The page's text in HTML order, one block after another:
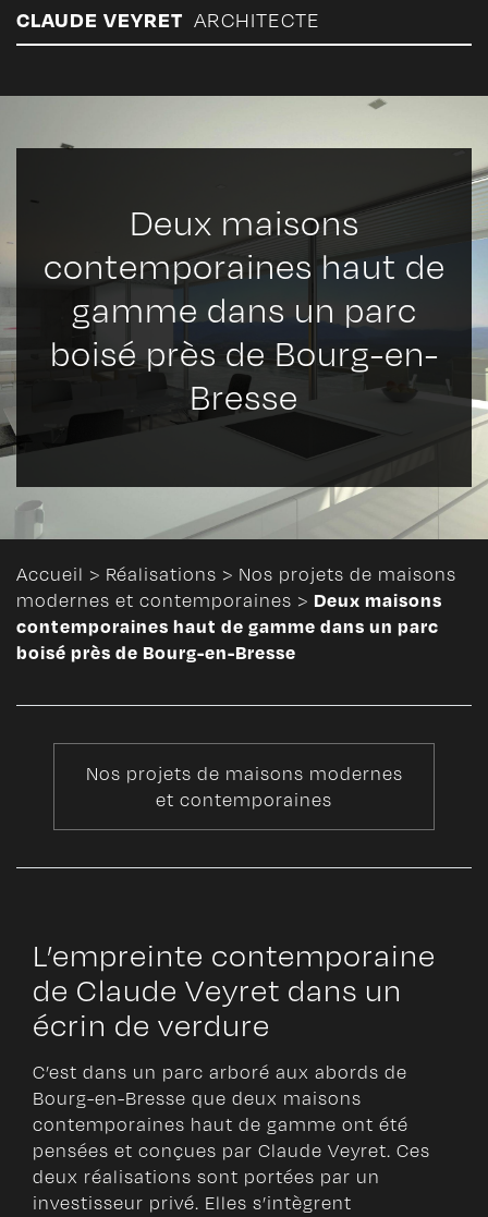
CLAUDE VEYRET ARCHITECTE
Deux maisons
contemporaines haut de
gamme dans un parc
boisé près de Bourg-en-
Bresse
Accueil > Réalisations > Nos projets de maisons
modernes et contemporaines > Deux maisons
contemporaines haut de gamme dans un parc
boisé près de Bourg-en-Bresse
Nos projets de maisons modernes
et contemporaines
L’empreinte contemporaine
de Claude Veyret dans un
écrin de verdure
C’est dans un parc arboré aux abords de
Bourg-en-Bresse que deux maisons
contemporaines haut de gamme ont été
pensées et conçues par Claude Veyret. Ces
deux réalisations sont portées par un
investisseur privé. Elles s’intègrent
Panneau de gestion des cookies